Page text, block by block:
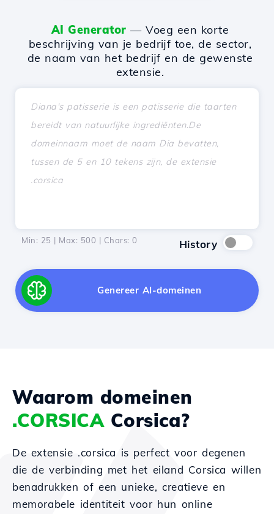
AI Generator — Voeg een korte
beschrijving van je bedrijf toe, de sector,
de naam van het bedrijf en de gewenste
extensie.
Min: 25 | Max: 500 | Chars: 0 History
Genereer AI-domeinen
Waarom domeinen
.CORSICACorsica?
De extensie .corsica is perfect voor degenen
die de verbinding met het eiland Corsica willen
benadrukken of een unieke, creatieve en
memorabele identiteit voor hun online